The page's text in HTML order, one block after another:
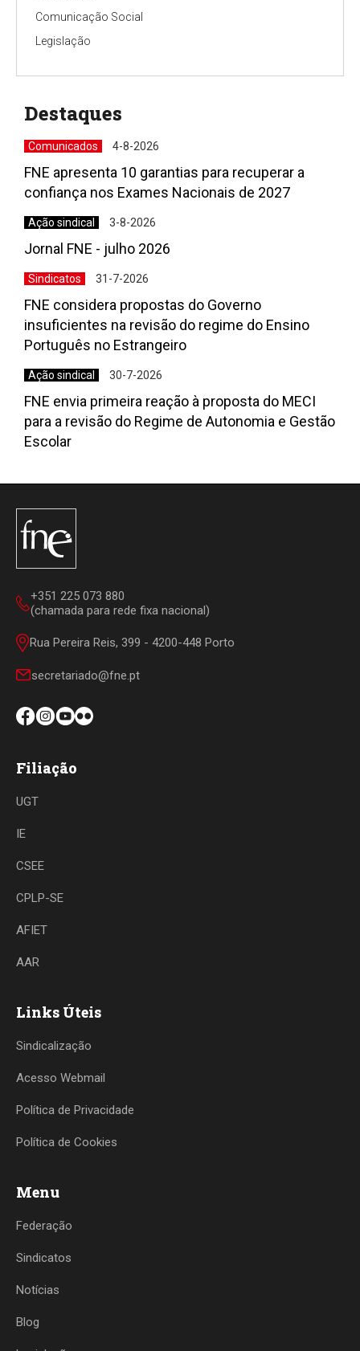
Comunicação Social
Legislação
Destaques
Comunicados 4-8-2026
FNE apresenta 10 garantias para recuperar a
confiança nos Exames Nacionais de 2027
Ação sindical 3-8-2026
Jornal FNE - julho 2026
Sindicatos 31-7-2026
FNE considera propostas do Governo
insuficientes na revisão do regime do Ensino
Português no Estrangeiro
Ação sindical 30-7-2026
FNE envia primeira reação à proposta do MECI
para a revisão do Regime de Autonomia e Gestão
Escolar
+351 225 073 880
(chamada para rede fixa nacional)
Rua Pereira Reis, 399 - 4200-448 Porto
secretariado@fne.pt
Filiação
UGT
IE
CSEE
CPLP-SE
AFIET
AAR
Links Úteis
Sindicalização
Acesso Webmail
Política de Privacidade
Política de Cookies
Menu
Federação
Sindicatos
Notícias
Blog